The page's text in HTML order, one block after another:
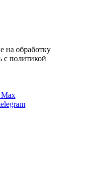
на обработку
c политикой